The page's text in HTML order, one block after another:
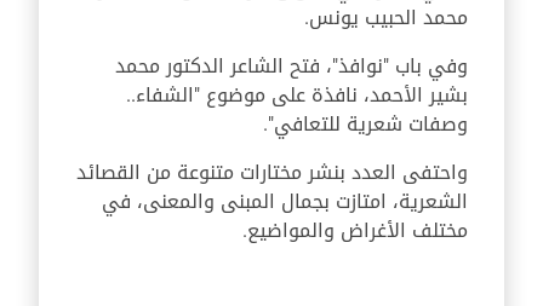
محمد الحبيب يونس.
وفي باب "نوافذ"، فتح الشاعر الدكتور محمد
بشير الأحمد، نافذة على موضوع "الشفاء..
وصفات شعرية للتعافي".
واحتفى العدد بنشر مختارات متنوعة من القصائد
الشعرية، امتازت بجمال المبنى والمعنى، في
مختلف الأغراض والمواضيع.